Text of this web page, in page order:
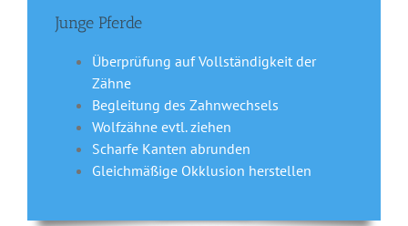
Junge Pferde
Überprüfung auf Vollständigkeit der
Zähne
Begleitung des Zahnwechsels
Wolfzähne evtl. ziehen
Scharfe Kanten abrunden
Gleichmäßige Okklusion herstellen